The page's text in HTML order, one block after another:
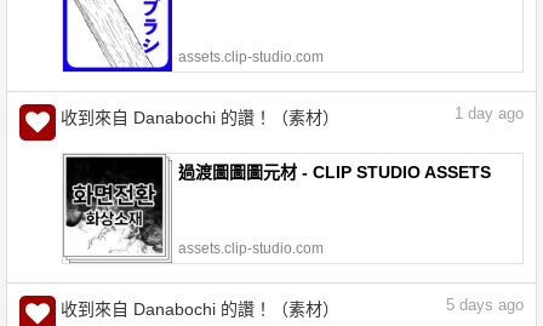
assets.clip-studio.com
收到來自 Danabochi 的讚！（素材） 1 day ago
過渡圖圖圖元材 - CLIP STUDIO ASSETS
assets.clip-studio.com
收到來自 Danabochi 的讚！（素材） 5 days ago